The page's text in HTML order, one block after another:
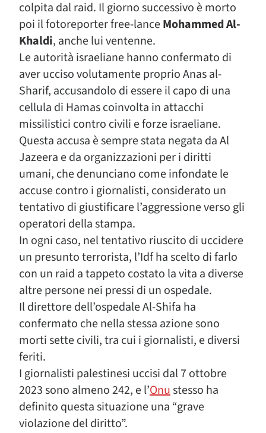
colpita dal raid. Il giorno successivo è morto
poi il fotoreporter free-lanceMohammed Al-
Khaldi, anche lui ventenne.
Le autorità israeliane hanno confermato di
aver ucciso volutamente proprio Anas al-
Sharif, accusandolo di essere il capo di una
cellula di Hamas coinvolta in attacchi
missilistici contro civili e forze israeliane.
Questa accusa è sempre stata negata da Al
Jazeera e da organizzazioni per i diritti
umani, che denunciano come infondate le
accuse contro i giornalisti, considerato un
tentativo di giustificare l’aggressione verso gli
operatori della stampa.
In ogni caso, nel tentativo riuscito di uccidere
un presunto terrorista, l’Idf ha scelto di farlo
con un raid a tappeto costato la vita a diverse
altre persone nei pressi di un ospedale.
Il direttore dell’ospedale Al-Shifa ha
confermato che nella stessa azione sono
morti sette civili, tra cui i giornalisti, e diversi
feriti.
I giornalisti palestinesi uccisi dal 7 ottobre
2023 sono almeno 242, e l’Onustesso ha
definito questa situazione una “grave
violazione del diritto”.